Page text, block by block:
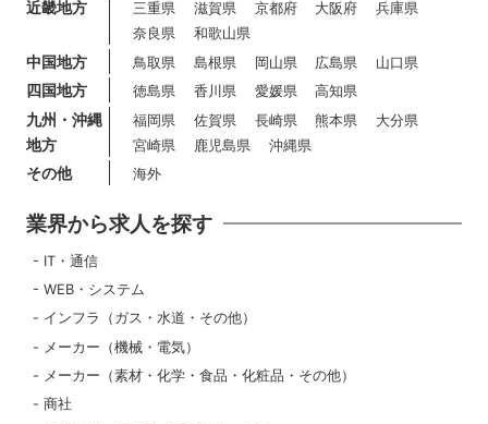
近畿地方 三重県 滋賀県 京都府 大阪府
兵庫県
奈良県
和歌山県
中国地方 鳥取県 島根県 岡山県 広島県 山口県
四国地方 徳島県 香川県 愛媛県 高知県
九州・沖縄
地方
福岡県 佐賀県 長崎県 熊本県
大分県
宮崎県
鹿児島県 沖縄県
その他 海外
業界から求人を探す
IT・通信
WEB・システム
インフラ（ガス・水道・その他）
メーカー（機械・電気）
メーカー（素材・化学・食品・化粧品・その他）
商社